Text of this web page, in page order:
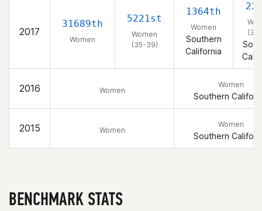
2017
31689th
Women
5221st
Women
(35-39)
1364th
Women
Southern
California
2016 Women
Women
Southern
2015 Women
Women
Southern
BENCHMARK STATS